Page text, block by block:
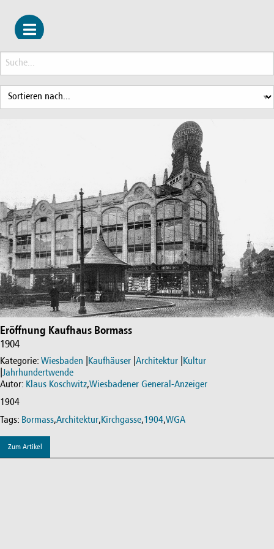
Eröffnung Kaufhaus Bormass
1904
Kategorie: Wiesbaden Kaufhäuser Architektur Kultur
Jahrhundertwende
Autor: Klaus Koschwitz,Wiesbadener General-Anzeiger
1904
Tags: Bormass,Architektur,Kirchgasse,1904,WGA
Zum Artikel